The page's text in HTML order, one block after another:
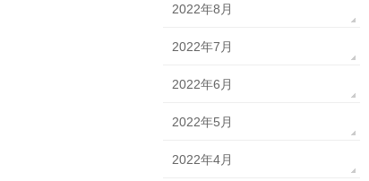
2022年8月
2022年7月
2022年6月
2022年5月
2022年4月